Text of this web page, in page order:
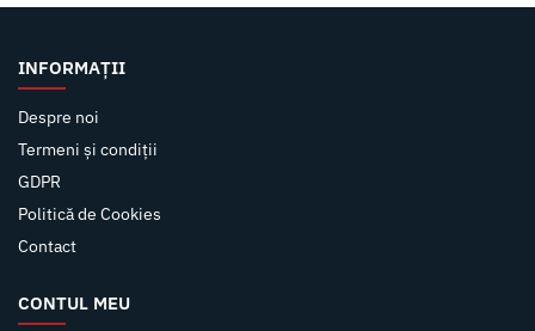
INFORMAȚII
Despre noi
Termeni și condiții
GDPR
Politică de Cookies
Contact
CONTUL MEU